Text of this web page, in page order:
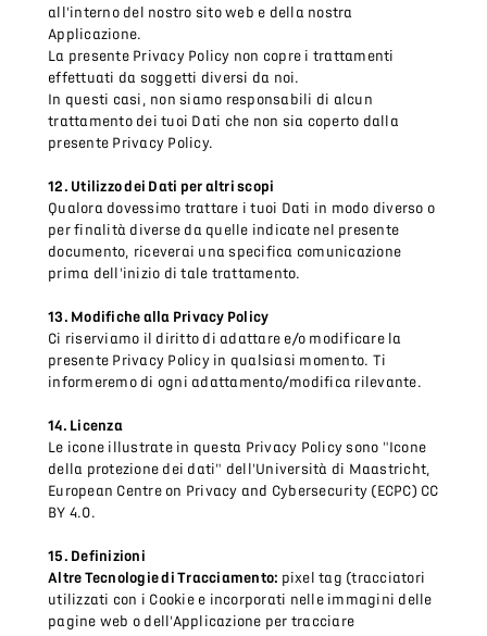
all'interno del nostro sito web e della nostra
Applicazione.
La presente Privacy Policy non copre i trattamenti
effettuati da soggetti diversi da noi.
In questi casi, non siamo responsabili di alcun
trattamento dei tuoi Dati che non sia coperto dalla
presente Privacy Policy.
12. Utilizzo dei Dati per altri scopi
Qualora dovessimo trattare i tuoi Dati in modo diverso o
per finalità diverse da quelle indicate nel presente
documento, riceverai una specifica comunicazione
prima dell'inizio di tale trattamento.
13. Modifiche alla Privacy Policy
Ci riserviamo il diritto di adattare e/o modificare la
presente Privacy Policy in qualsiasi momento. Ti
informeremo di ogni adattamento/modifica rilevante.
14. Licenza
Le icone illustrate in questa Privacy Policy sono "Icone
della protezione dei dati" dell'Università di Maastricht,
European Centre on Privacy and Cybersecurity (ECPC) CC
BY 4.0.
15. Definizioni
Altre Tecnologie di Tracciamento: pixel tag (tracciatori
utilizzati con i Cookie e incorporati nelle immagini delle
pagine web o dell'Applicazione per tracciare